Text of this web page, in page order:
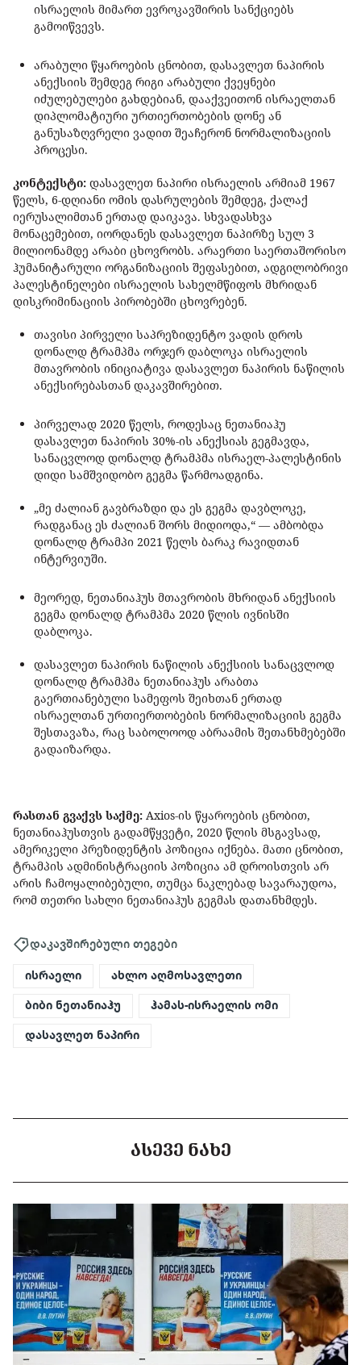
ისრაელის მიმართ ევროკავშირის სანქციებს
გამოიწვევს.
არაბული წყაროების ცნობით, დასავლეთ ნაპირის
ანექსიის შემდეგ რიგი არაბული ქვეყნები
იძულებულები გახდებიან, დააქვეითონ ისრაელთან
დიპლომატიური ურთიერთობების დონე ან
განუსაზღვრელი ვადით შეაჩერონ ნორმალიზაციის
პროცესი.
კონტექსტი: დასავლეთ ნაპირი ისრაელის არმიამ 1967
წელს, 6-დღიანი ომის დასრულების შემდეგ, ქალაქ
იერუსალიმთან ერთად დაიკავა. სხვადასხვა
მონაცემებით, იორდანეს დასავლეთ ნაპირზე სულ 3
მილიონამდე არაბი ცხოვრობს. არაერთი საერთაშორისო
ჰუმანიტარული ორგანიზაციის შეფასებით, ადგილობრივი
პალესტინელები ისრაელის სახელმწიფოს მხრიდან
დისკრიმინაციის პირობებში ცხოვრებენ.
თავისი პირველი საპრეზიდენტო ვადის დროს
დონალდ ტრამპმა ორჯერ დაბლოკა ისრაელის
მთავრობის ინიციატივა დასავლეთ ნაპირის ნაწილის
ანექსირებასთან დაკავშირებით.
პირველად 2020 წელს, როდესაც ნეთანიაჰუ
დასავლეთ ნაპირის 30%-ის ანექსიას გეგმავდა,
სანაცვლოდ დონალდ ტრამპმა ისრაელ-პალესტინის
დიდი სამშვიდობო გეგმა წარმოადგინა.
„მე ძალიან გავბრაზდი და ეს გეგმა დავბლოკე,
რადგანაც ეს ძალიან შორს მიდიოდა,“ — ამბობდა
დონალდ ტრამპი 2021 წელს ბარაკ რავიდთან
ინტერვიუში.
მეორედ, ნეთანიაჰუს მთავრობის მხრიდან ანექსიის
გეგმა დონალდ ტრამპმა 2020 წლის ივნისში
დაბლოკა.
დასავლეთ ნაპირის ნაწილის ანექსიის სანაცვლოდ
დონალდ ტრამპმა ნეთანიაჰუს არაბთა
გაერთიანებული სამეფოს შეიხთან ერთად
ისრაელთან ურთიერთობების ნორმალიზაციის გეგმა
შესთავაზა, რაც საბოლოოდ აბრაამის შეთანხმებებში
გადაიზარდა.
რასთან გვაქვს საქმე: Axios-ის წყაროების ცნობით,
ნეთანიაჰუსთვის გადამწყვეტი, 2020 წლის მსგავსად,
ამერიკელი პრეზიდენტის პოზიცია იქნება. მათი ცნობით,
ტრამპის ადმინისტრაციის პოზიცია ამ დროისთვის არ
არის ჩამოყალიბებული, თუმცა ნაკლებად სავარაუდოა,
რომ თეთრი სახლი ნეთანიაჰუს გეგმას დათანხმდეს.
დაკავშირებული თეგები
ისრაელი ახლო აღმოსავლეთი
ბიბი ნეთანიაჰუ ჰამას-ისრაელის ომი
დასავლეთ ნაპირი
ᲐᲡᲔᲕᲔ ᲜᲐᲮᲔ